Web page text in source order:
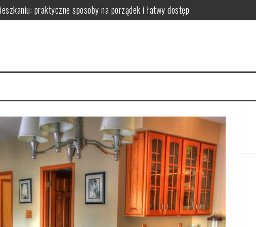
praktyczne sposoby na porządek i łatwy dostęp
wybrać i zamontować funkcjonalną przegrodę ze szkła hartowanego
dodają przestrzeni, a kiedy mogą przeszkadzać?
– praktyczne porady wyboru, montażu i aranżacji przestrzeni